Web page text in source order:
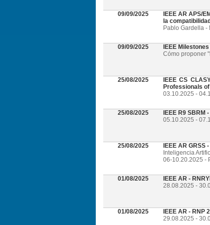
09/09/2025
IEEE AR APS/
la
Pablo Gardella -
09/09/2025
IEEE
Cómo proponer
25/08/2025
IEEE CS
Professionals
03.10.2025 -
25/08/2025
IEEE R9
05.10.2025 -
25/08/2025
IEEE AR
Inteligencia
06-10.20.2025 -
01/08/2025
IEEE AR -
28.08.2025 -
01/08/2025
IEEE AR -
29.08.2025 -